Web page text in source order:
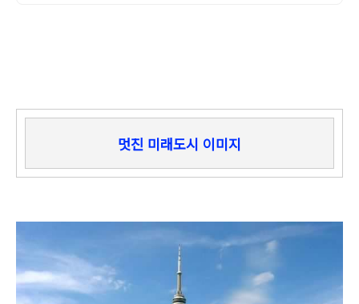
멋진 미래도시 이미지